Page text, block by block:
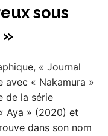
sous
« Journal
avec « Nakamura »
de la série
Aya » (2020) et
dans son nom